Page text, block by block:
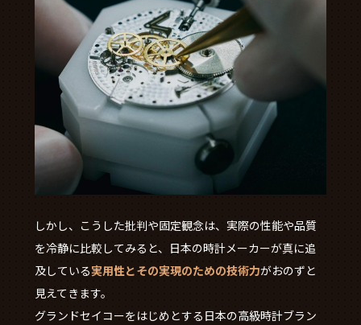
しかし、こうした批判や固定観念は、実際の性能や品質
を冷静に比較してみると、日本の時計メーカーが真に追
及している実用性とその実現のための技術力がおのずと
見えてきます。
グランドセイコーをはじめとする日本の高級時計ブラン